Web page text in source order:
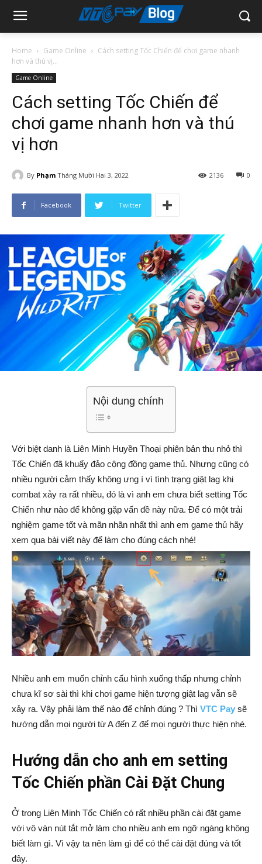
Home Game Online
Cách setting Tốc Chiến để chơi game nhanh
hơn và thú vị...
Game Online
Cách setting Tốc Chiến để
chơi game nhanh hơn và thú
vị hơn
By Phạm Tháng Mười Hai 3, 2022 0
2136
Facebook Twitter
Nội dung chính
Với biệt danh là Liên Minh Huyền Thoại phiên bản thu nhỏ thì
Tốc Chiến đã khuấy đảo cộng đồng game thủ. Nhưng cũng có
nhiều người cảm thấy không ưng í vì tình trạng giật lag khi
combat xảy ra rất nhiều, đó là vì anh em chưa biết setting Tốc
Chiến như nào để không gặp vấn đề này nữa. Để có một trải
nghiệm game tốt và mãn nhãn nhất thì anh em game thủ hãy
xem qua bài viết này để làm cho đúng cách nhé!
Nhiều anh em muốn chỉnh cấu hình xuống thấp nhưng chỉnh
chưa kĩ sơ sài thì khi chơi game hiện tượng giật lag vẫn sẽ
xảy ra. Vậy phải làm thế nào để chỉnh đúng ? Thì VTC Pay sẽ
hướng dẫn mọi người từ A đến Z để mọi người thực hiện nhé.
Hướng dẫn cho anh em setting
Tốc Chiến phần Cài Đặt Chung
Ở trong Liên Minh Tốc Chiến có rất nhiều phần cài đặt game
với vô vàn nút tắt mở làm cho nhiều anh em ngỡ ngàng không
biết làm gì. Vì vậy ta nên làm gì để có thể cài đặt đúng và tốt
đây.